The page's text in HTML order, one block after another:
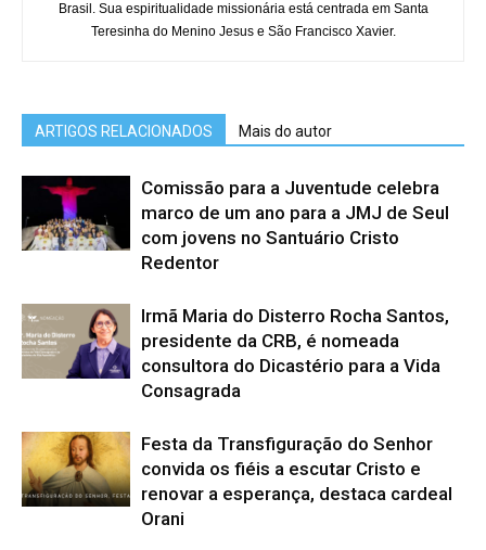
Brasil. Sua espiritualidade missionária está centrada em Santa
Teresinha do Menino Jesus e São Francisco Xavier.
ARTIGOS RELACIONADOS Mais do autor
Comissão para a Juventude celebra
marco de um ano para a JMJ de Seul
com jovens no Santuário Cristo
Redentor
Irmã Maria do Disterro Rocha Santos,
presidente da CRB, é nomeada
consultora do Dicastério para a Vida
Consagrada
Festa da Transfiguração do Senhor
convida os fiéis a escutar Cristo e
renovar a esperança, destaca cardeal
Orani